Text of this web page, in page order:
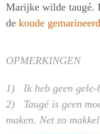
Marijke wilde taugé.
de koude
OPMERKINGEN
1) Ik heb geen gele-
2) Taugé is geen
maken. Net zo